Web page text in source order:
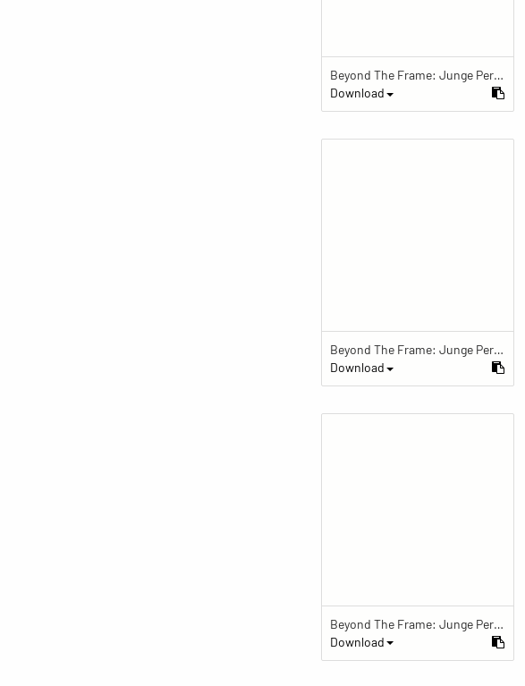
Beyond The Frame: Junge Perspektiven auf Vielfalt im Glauben - Frau beendet Meditation und löscht die Meditationskerze
Download
Beyond The Frame: Junge Perspektiven auf Vielfalt im Glauben
Download
Beyond The Frame: Junge Perspektiven auf Vielfalt im Glauben - Frau mit Gebetskette arbeitet am Computer
Download